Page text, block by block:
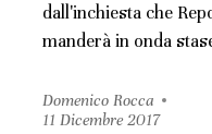
dall'inchiesta che
manderà in onda
Domenico Rocca
11 Dicembre 2017